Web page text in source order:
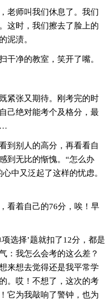
老师叫我们休息了。我们
这时，我们擦去了脸上的
泥渍。
干净的教室，笑开了嘴。
紧张又期待。刚考完的时
己绝对能考个及格分，最
到别人的高分，再看看自
到无比的惭愧。“怎么办
中又泛起了这样的忧虑。
看着自己的76分，唉！早
选择’题就扣了12分，都是
：我怎么会考的这么差？
来想去觉得还是我平常学
。哎！不想了，这次的考
它为我敲响了警钟，也为